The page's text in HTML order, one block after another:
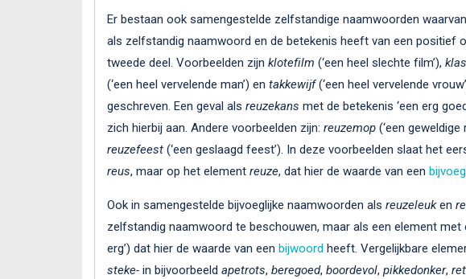
Er bestaan ook samengestelde zelfstandige naamwoorden
als zelfstandig naamwoord en de betekenis heeft van een positief
tweede deel. Voorbeelden zijn klotefilm (‘een heel slechte film’),
(‘een heel vervelende man’) en takkewijf(‘een heel vervelende
geschreven. Een geval als reuzekans met de betekenis ‘een erg
zich hierbij aan. Andere voorbeelden zijn: reuzemop (‘een geweldige
reuzefeest (‘een geslaagd feest’). In deze voorbeelden slaat het
reus, maar op het element reuze, dat hier de waarde van een
Ook in samengestelde bijvoeglijke naamwoorden als reuzeleuken
zelfstandig naamwoord te beschouwen, maar als een element met
erg’) dat hier de waarde van een bijwoord heeft. Vergelijkbare
steke- in bijvoorbeeld apetrots, beregoed, boordevol, pikkedonker,